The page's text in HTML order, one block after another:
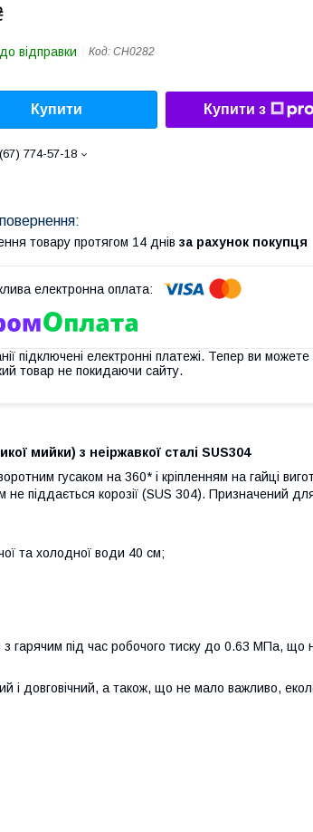
відправки Код: CH0282
Купити Купити з
774-57-18
товару протягом 14 днів за рахунок покупця
підключені електронні платежі. Тепер ви можете
товар не покидаючи сайту.
мийки) з неіржавкої сталі SUS304
гусаком на 360* і кріпленням на гайці
не піддається корозії (SUS 304). Призначений
та холодної води 40 см;
гарячим під час робочого тиску до 0.63 МПа, що
і довговічний, а також, що не мало важливо,